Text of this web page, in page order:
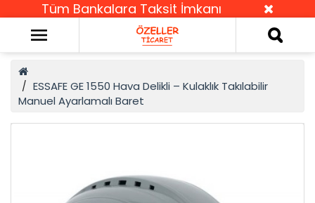
Tüm Bankalara Taksit İmkanı
ESSAFE GE 1550 Hava Delikli – Kulaklık Takılabilir
Manuel Ayarlamalı Baret